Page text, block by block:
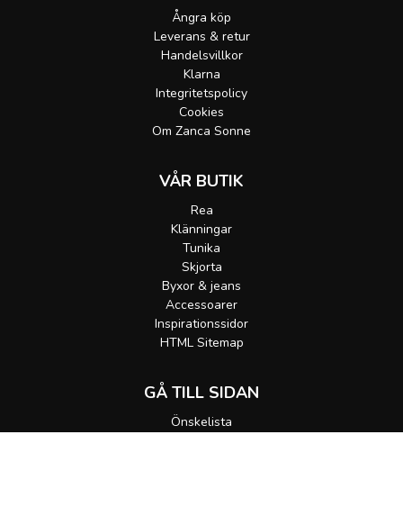
Ångra köp
Leverans & retur
Handelsvillkor
Klarna
Integritetspolicy
Cookies
Om Zanca Sonne
VÅR BUTIK
Rea
Klänningar
Tunika
Skjorta
Byxor & jeans
Accessoarer
Inspirationssidor
HTML Sitemap
GÅ TILL SIDAN
Önskelista